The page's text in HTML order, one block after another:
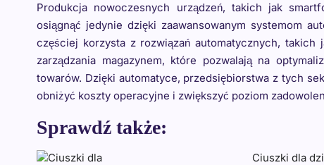
Produkcja nowoczesnych urządzeń, takich jak
osiągnąć jedynie dzięki zaawansowanym systemom
częściej korzysta z rozwiązań automatycznych, takich
zarządzania magazynem, które pozwalają na
towarów. Dzięki automatyce, przedsiębiorstwa z tych
obniżyć koszty operacyjne i zwiększyć poziom
Sprawdź także:
Ciuszki dla